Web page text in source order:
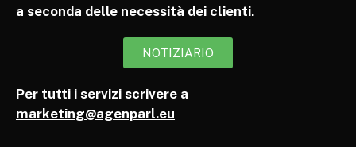
a seconda delle necessità dei clienti.
NOTIZIARIO
Per tutti i servizi scrivere a
marketing@agenparl.eu